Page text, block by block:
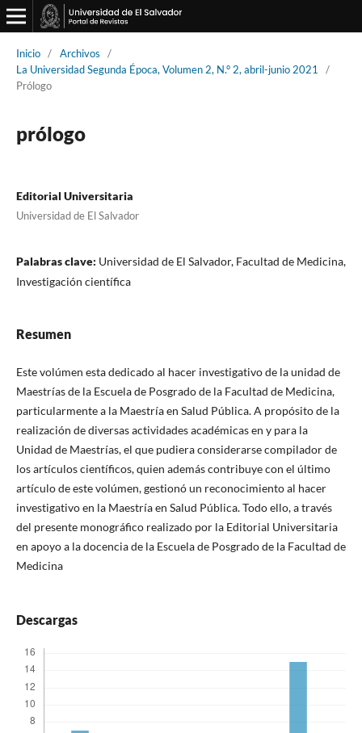
Inicio / Archivos
/
La Universidad Segunda Época, Volumen 2, N.° 2, abril-junio 2021
/
Prólogo
prólogo
Editorial Universitaria
Universidad de El Salvador
Palabras clave: Universidad de El Salvador, Facultad de Medicina,
Investigación científica
Resumen
Este volúmen esta dedicado al hacer investigativo de la unidad de
Maestrías de la Escuela de Posgrado de la Facultad de Medicina,
particularmente a la Maestría en Salud Pública. A propósito de la
realización de diversas actividades académicas en y para la
Unidad de Maestrías, el que pudiera considerarse compilador de
los artículos científicos, quien además contribuye con el último
artículo de este volúmen, gestionó un reconocimiento al hacer
investigativo en la Maestría en Salud Pública. Todo ello, a través
del presente monográfico realizado por la Editorial Universitaria
en apoyo a la docencia de la Escuela de Posgrado de la Facultad de
Medicina
Descargas